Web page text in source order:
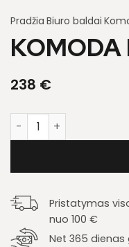
Pradžia Biuro baldai
KOMODA
238 €
produkto kiekis:
Pristatymas
nuo 100 €
Net 365